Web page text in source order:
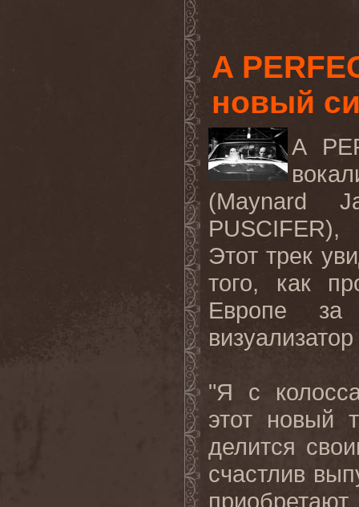
A
новый
A
(Maynard
Этот трек
того, как
Европе
"Я с
этот новый
делится
счастлив